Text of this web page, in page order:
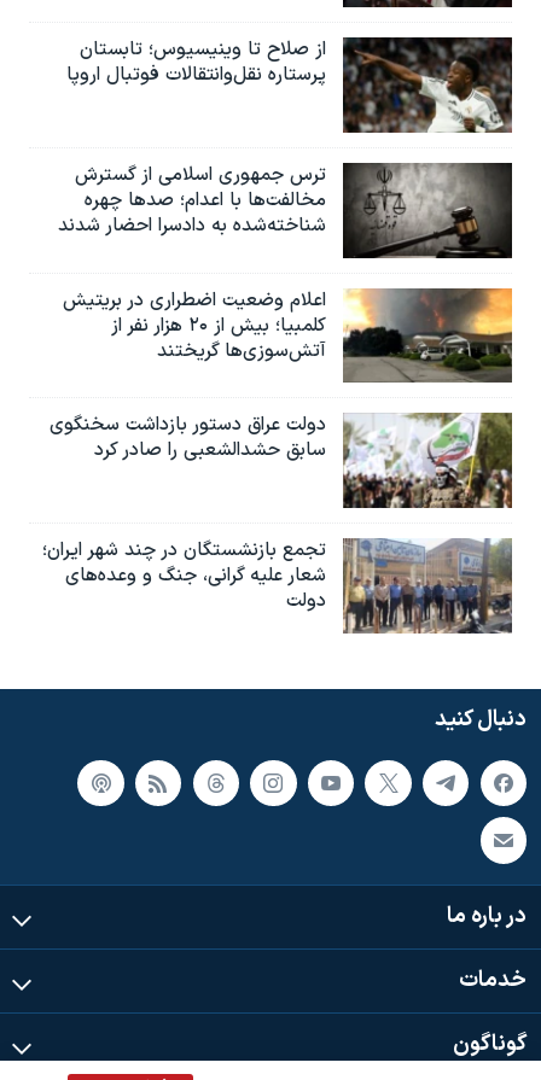
از صلاح تا وینیسیوس؛ تابستان
پرستاره نقل‌وانتقالات فوتبال اروپا
ترس جمهوری اسلامی از گسترش
مخالفت‌ها با اعدام؛ صدها چهره
شناخته‌شده به دادسرا احضار شدند
اعلام وضعیت اضطراری در بریتیش
کلمبیا؛ بیش از ۲۰ هزار نفر از
آتش‌سوزی‌ها گریختند
دولت عراق دستور بازداشت سخنگوی
سابق حشدالشعبی را صادر کرد
تجمع بازنشستگان در چند شهر ایران؛
شعار علیه گرانی، جنگ و وعده‌های
دولت
دنبال کنید
در باره ما
خدمات
گوناگون